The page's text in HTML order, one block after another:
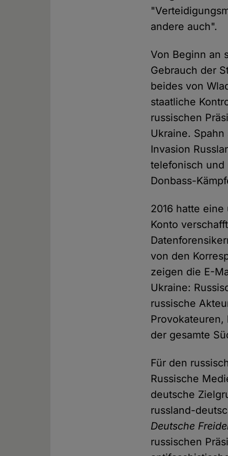
andere auch".
Von Beginn an
Gebrauch der
beides von
staatliche
russischen
Ukraine.
Invasion
telefonisch und
Donbass-
2016 hatte
Konto
von den
zeigen die E-
Ukraine:
russische
der gesamte
Für den
Russische
deutsche
russland-
Deutsche
russischen